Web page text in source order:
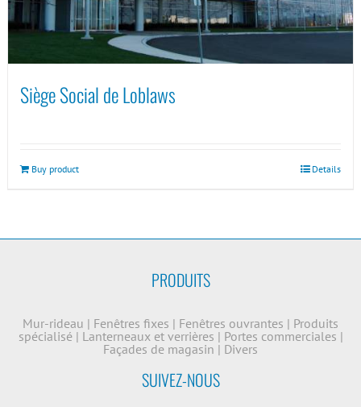
Siège Social de Loblaws
Buy product Details
PRODUITS
Mur-rideau | Fenêtres fixes | Fenêtres ouvrantes | Produits
spécialisé | Lanterneaux et verrières | Portes commerciales |
Façades de magasin | Divers
SUIVEZ-NOUS